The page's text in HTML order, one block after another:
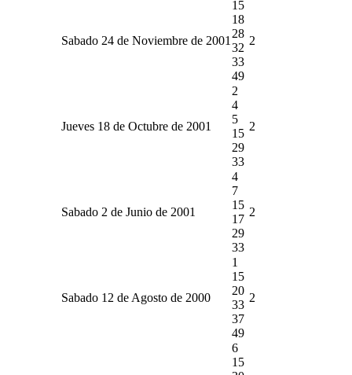
Sabado 24 de Noviembre de 2001
15
18
28
32
33
49
2
Jueves 18 de Octubre de 2001
2
4
5
15
29
33
2
Sabado 2 de Junio de 2001
4
7
15
17
29
33
2
Sabado 12 de Agosto de 2000
1
15
20
33
37
49
2
6
15